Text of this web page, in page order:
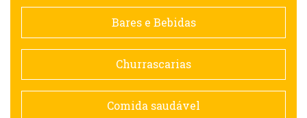
Contemporânea
Doceria
Espanhola
Bares e Bebidas
Churrascarias
Comida saudável